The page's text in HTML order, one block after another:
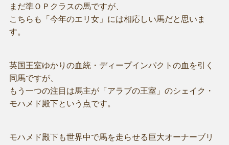
まだ準ＯＰクラスの馬ですが、
こちらも「今年のエリ女」には相応しい馬だと思いま
す。
英国王室ゆかりの血統・ディープインパクトの血を引く
同馬ですが、
もう一つの注目は馬主が「アラブの王室」のシェイク・
モハメド殿下という点です。
モハメド殿下も世界中で馬を走らせる巨大オーナーブリ